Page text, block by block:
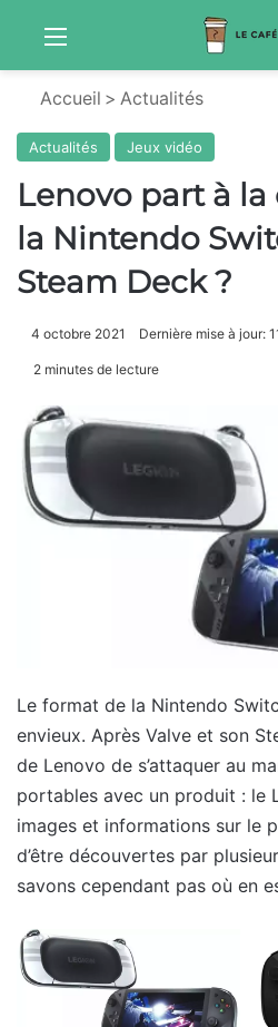
Menu
Accueil > Actualités
Actualités Jeux vidéo
Lenovo part à
la Nintendo
Steam Deck ?
4 octobre 2021 Dernière mise à jour:
2 minutes de lecture
Le format de la Nintendo
envieux. Après Valve et son
de Lenovo de s’attaquer au
portables avec un produit : le
images et informations sur le
d’être découvertes par
savons cependant pas où en